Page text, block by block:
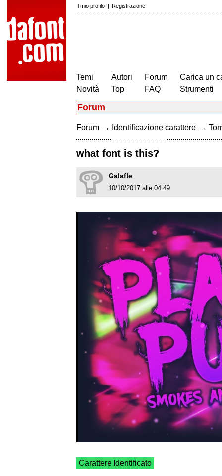
Il mio profilo | Registrazione
Temi
Novità
Autori
Top
Forum
FAQ
Carica un
Strumenti
Forum
Forum → Identificazione carattere →
what font is this?
Galafle
10/10/2017 alle 04:49
Carattere Identificato